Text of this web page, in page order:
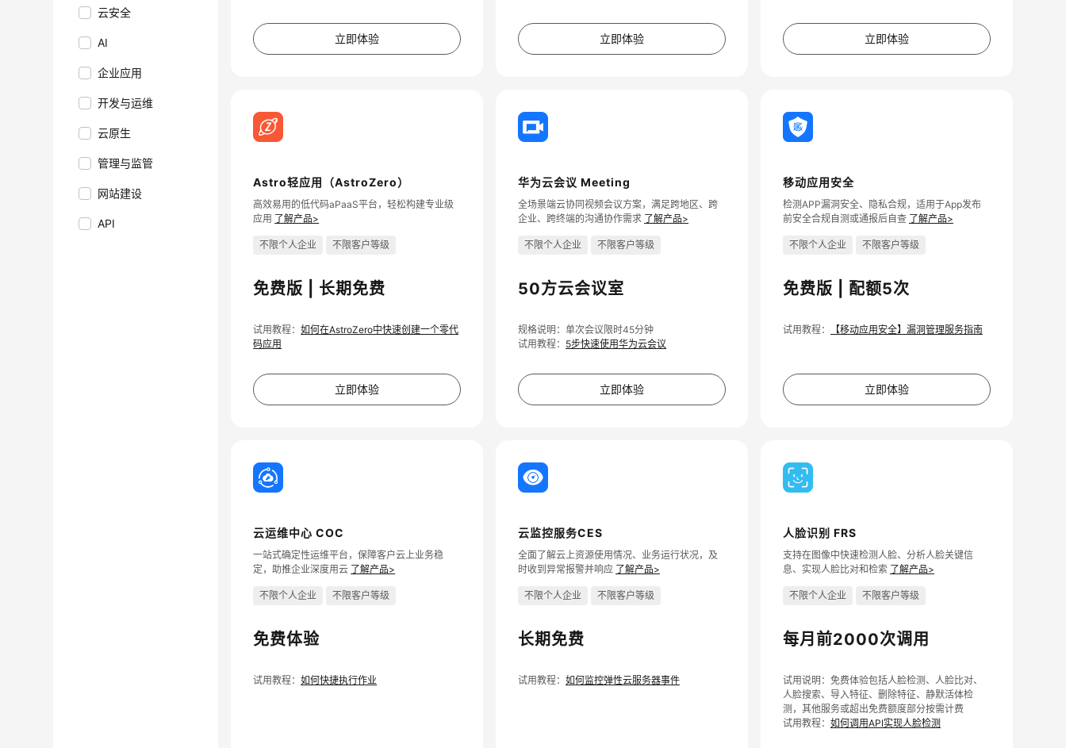
云安全
AI
企业应用
开发与运维
云原生
管理与监管
网站建设
API
立即体验 立即体验 立即体验
Astro轻应用（AstroZero）
高效易用的低代码aPaaS平台，轻松构建专业级
应用 了解产品>
不限个人企业 不限客户等级
免费版 | 长期免费
试用教程：如何在AstroZero中快速创建一个零代
码应用
立即体验
华为云会议 Meeting
全场景端云协同视频会议方案，满足跨地区、跨
企业、跨终端的沟通协作需求 了解产品>
不限个人企业 不限客户等级
50方云会议室
规格说明：单次会议限时45分钟
试用教程： 5步快速使用华为云会议
立即体验
移动应用安全
检测APP漏洞安全、隐私合规，适用于App发布
前安全合规自测或通报后自查 了解产品>
不限个人企业 不限客户等级
免费版 | 配额5次
试用教程： 【移动应用安全】漏洞管理服务指南
立即体验
云运维中心 COC
一站式确定性运维平台，保障客户云上业务稳
定，助推企业深度用云 了解产品>
不限个人企业 不限客户等级
免费体验
试用教程：如何快捷执行作业
云监控服务CES
全面了解云上资源使用情况、业务运行状况，及
时收到异常报警并响应 了解产品>
不限个人企业 不限客户等级
长期免费
试用教程：如何监控弹性云服务器事件
人脸识别 FRS
支持在图像中快速检测人脸、分析人脸关键信
息、实现人脸比对和检索 了解产品>
不限个人企业 不限客户等级
每月前2000次调用
试用说明：免费体验包括人脸检测、人脸比对、
人脸搜索、导入特征、删除特征、静默活体检
测，其他服务或超出免费额度部分按需计费
试用教程： 如何调用API实现人脸检测